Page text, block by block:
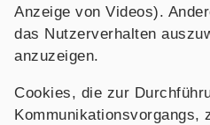
Anzeige von Videos).
das Nutzerverhalten
anzuzeigen.
Cookies, die zur
Kommunikationsvorgangs,